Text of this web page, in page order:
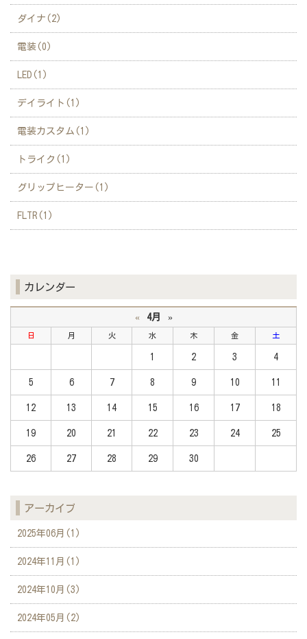
ダイナ(2)
電装(0)
LED(1)
デイライト(1)
電装カスタム(1)
トライク(1)
グリップヒーター(1)
FLTR(1)
カレンダー
« 4月 »
日 月 火 水 木 金 土
1 2 3 4
5 6 7 8 9 10 11
12 13 14 15 16 17 18
19 20 21 22 23 24 25
26 27 28 29 30
アーカイブ
2025年06月(1)
2024年11月(1)
2024年10月(3)
2024年05月(2)